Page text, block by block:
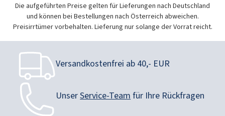
Die aufgeführten Preise gelten für Lieferungen nach Deutschland
und können bei Bestellungen nach Österreich abweichen.
Preisirrtümer vorbehalten. Lieferung nur solange der Vorrat reicht.
Versandkostenfrei ab 40,- EUR
UnserService-Team für Ihre Rückfragen